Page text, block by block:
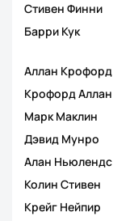
Стивен Финни
Барри Кук
Аллан Крофорд
Крофорд Аллан
Марк Маклин
Дэвид Мунро
Алан Ньюлендс
Колин Стивен
Крейг Нейпир